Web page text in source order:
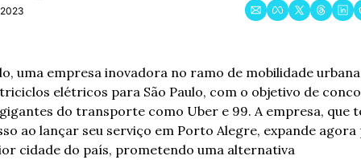
uma empresa inovadora no ramo de mobilidade
elétricos para São Paulo, com o objetivo de
do transporte como Uber e 99. A empresa, que
ao lançar seu serviço em Porto Alegre, expande agora
cidade do país, prometendo uma alternativa